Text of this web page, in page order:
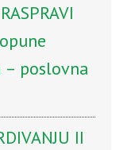
poslovna
II